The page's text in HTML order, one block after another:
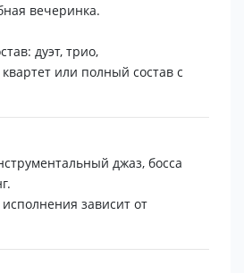
вечеринка.
дуэт, трио,
или полный состав с
джаз, босса
зависит от